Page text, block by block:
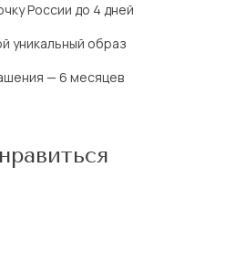
России до 4 дней
уникальный образ
— 6 месяцев